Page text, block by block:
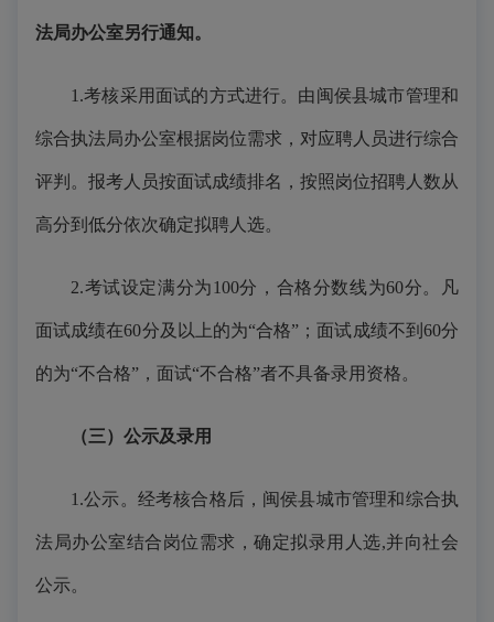
法局办公室另行通知。
1.考核采用面试的方式进行。由闽侯县城市管理和
综合执法局办公室根据岗位需求，对应聘人员进行综合
评判。报考人员按面试成绩排名，按照岗位招聘人数从
高分到低分依次确定拟聘人选。
2.考试设定满分为100分，合格分数线为60分。凡
面试成绩在60分及以上的为“合格”；面试成绩不到60分
的为“不合格”，面试“不合格”者不具备录用资格。
（三）公示及录用
1.公示。经考核合格后，闽侯县城市管理和综合执
法局办公室结合岗位需求，确定拟录用人选,并向社会
公示。